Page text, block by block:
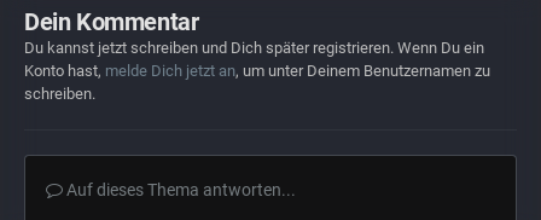
meine, mittlerweile ebenfalls eine Sentinel, nie mehr her.
Dein Kommentar
Du kannst jetzt schreiben und Dich später registrieren. Wenn Du ein
Konto hast, melde Dich jetzt an, um unter Deinem Benutzernamen zu
schreiben.
Auf dieses Thema antworten...